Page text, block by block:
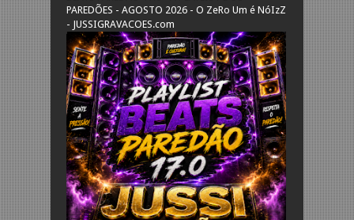
PAREDÕES - AGOSTO 2026 - O ZeRo Um é NóIzZ
- JUSSIGRAVACOES.com